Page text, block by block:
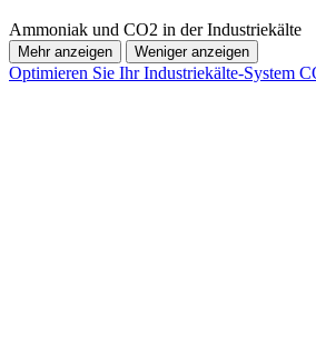
Ammoniak und CO2 in der Industriekälte
Mehr anzeigen Weniger anzeigen
Optimieren Sie Ihr Industriekälte-System